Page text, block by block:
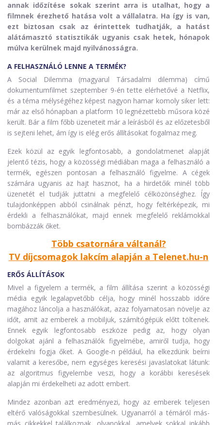
annak időzítése sokak szerint arra is utalhat, hogy a
filmnek érezhető hatása volt a vállalatra. Ha így is van,
ezt biztosan csak az érintettek tudhatják, a hatást
alátámasztó statisztikák ugyanis csak hetek, hónapok
múlva kerülnek majd nyilvánosságra.
A FELHASZNÁLÓ LENNE A TERMÉK?
A Social Dilemma (magyarul Társadalmi dilemma) című
dokumentumfilmet szeptember 9-én tette elérhetővé a Netflix,
és a téma mélységéhez képest nagyon hamar komoly siker lett:
már az első hónapban a platform 10 legnézettebb műsora közé
került. Bár a film főbb üzeneteit már a leírásból és az előzetesből
is sejteni lehet, ám így is elég erős állításokat fogalmaz meg.
Ezek közül az egyik legfontosabb, a gondolatmenet alapját
jelentő tézis, hogy a közösségi médiában maga a felhasználó a
termék, egészen pontosan a felhasználó figyelme. A cégek
számára ugyanis az hajt hasznot, ha a hirdetőik minél több
üzenetét el tudják juttatni a megfelelő célközönséghez. Így
tulajdonképpen abból csinálnak pénzt, hogy feltérképezik, mi
érdekli a felhasználókat, majd ennek megfelelő reklámokkal
bombázzák őket.
Több csatornára váltanál?
TV díjcsomagok lakcím alapján a Telenet.hu-n
ERŐS ÁLLÍTÁSOK
Mivel a figyelem a termék, a film állítása szerint a közösségi
média egyik legalapvetőbb célja, hogy minél hosszabb időre
magához láncolja a használókat, azaz folyamatosan növelje az
időt, amit az emberek a mobiljuk, számítógépük előtt töltenek.
Ennek egyik legfontosabb eszköze pedig az, hogy olyan
dolgokat ajánl a felhasználók figyelmébe, amiről tudja, hogy
érdekelni fogja őket. A Google-n például, ha elkezdünk beírni
valamit a keresőbe, nem egységes keresési javaslatokat látunk:
az algoritmus figyelembe veszi, hogy a korábbi keresések
alapján mi érdekelheti az adott embert.
Mindez azonban azt eredményezi, hogy az emberek teljesen
eltérő valóságokkal szembesülnek. Ugyanarról a témáról más-